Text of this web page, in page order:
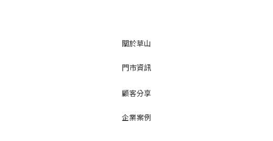
關於草山
門市資訊
顧客分享
企業案例